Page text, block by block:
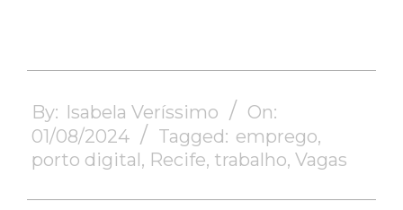
08-
01
By: Isabela Veríssimo
On:
01/08/2024
Tagged: emprego,
porto digital, Recife, trabalho, Vagas